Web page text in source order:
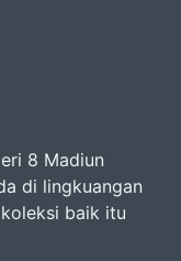
8 Madiun
di lingkuangan
baik itu